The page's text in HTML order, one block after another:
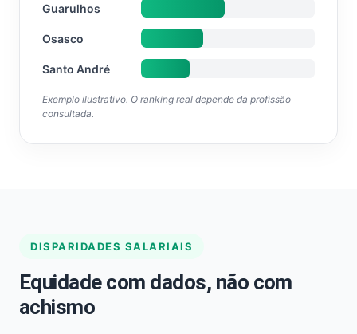
Guarulhos
Osasco
Santo André
Exemplo ilustrativo. O ranking real depende da profissão
consultada.
DISPARIDADES SALARIAIS
Equidade com dados, não com
achismo